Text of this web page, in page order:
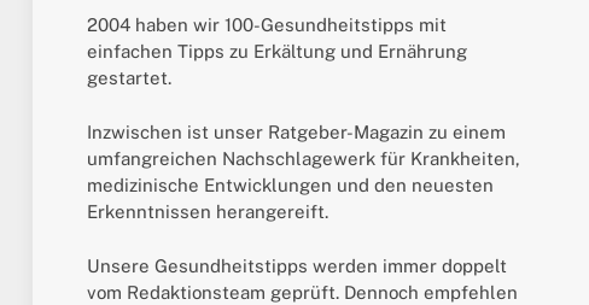
2004 haben wir 100-Gesundheitstipps mit
einfachen Tipps zu Erkältung und Ernährung
gestartet.
Inzwischen ist unser Ratgeber-Magazin zu einem
umfangreichen Nachschlagewerk für Krankheiten,
medizinische Entwicklungen und den neuesten
Erkenntnissen herangereift.
Unsere Gesundheitstipps werden immer doppelt
vom Redaktionsteam geprüft. Dennoch empfehlen